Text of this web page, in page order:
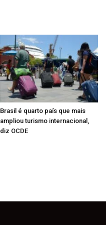
Brasil é quarto país que mais
ampliou turismo internacional,
diz OCDE